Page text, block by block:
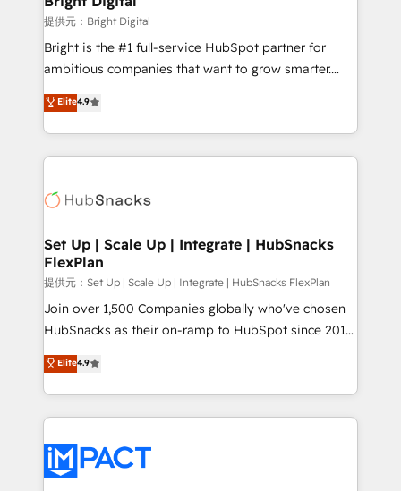
Partner 📆Founded in 1997
workflows • Salesforce + HubSpot integration •
RevOps and AI-driven sales enablement • Website
design and CMS development • ERP integration: SAP,
and CRM migration from any platform •
Client/member portals built on HubSpot • Custom
WooCommerce, BuilderTrend, and more Experience
the difference — reach out to see how AI + HubSpot
提供元：Bright Digital
Bright is the #1 full-service HubSpot partner for
ambitious companies that want to grow smarter.
From HubSpot onboarding, to training, from
developing a new website to lead generation and
digital marketing; we do it all (and with great
results)! In short, our services include: - HubSpot
HubSpot development: websites, custom modules,
marketing, advertising, campaigns, content and
design We connect people, data and technology to
improve customer experiences. With our bright
people, exciting ideas and can-do mentality, we
ensure revenue growth on a daily basis. So tell us
team of 100+ experts is ready for you! Driving digital
growth | www.brightdigital.com
Elite4.9
Set Up | Scale Up | Integrate | HubSnacks
FlexPlan
提供元：Set Up | Scale Up | Integrate | HubSnacks FlexPlan
Join over 1,500 Companies globally who've chosen
HubSnacks as their on-ramp to HubSpot since 2014
Simple pay-as-you-go plans that accelerate value...
1️⃣ Set Up | Onboarding New or Check-fixing existing
HubSpot portals 2️⃣ Scale Up | 100% HubSpot Task
Execution... Global 24/7 ... All Experts 3️⃣ Integrate |
Slash months from your API Integration project... ⬅️
Click "Contact Business" ⬅️ to access 150+ Kickstart
Elite4.9